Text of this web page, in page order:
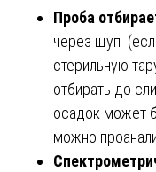
Проба
через щуп
стерильную
отбирать до
осадок может
можно